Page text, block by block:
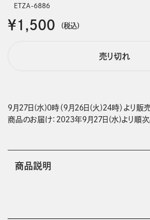
ETZA-6886
￥1,500 (税込)
売り切れ
9月27日(水)0時（9月26日(火)24時）より販
商品のお届け：2023年9月27日(水)より順
商品説明